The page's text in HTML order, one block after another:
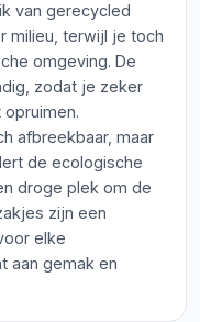
van gerecycled
milieu, terwijl je toch
omgeving. De
zodat je zeker
afbreekbaar, maar
de ecologische
droge plek om de
zijn een
elke
aan gemak en